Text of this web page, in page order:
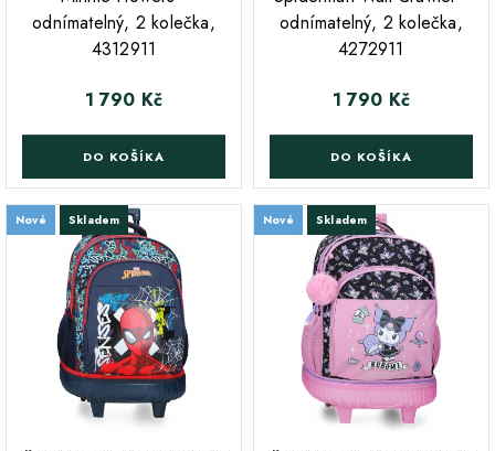
odnímatelný, 2 kolečka,
4312911
Cena
1 790 Kč
DO KOŠÍKA
odnímatelný, 2 kolečka,
4272911
Cena
1 790 Kč
DO KOŠÍKA
Nové Skladem Nové Skladem